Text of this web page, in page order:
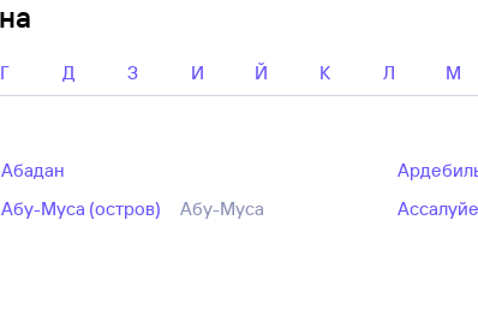
Г Д З И Й К Л М
Абадан
Абу-Муса (остров)
Абу-Муса
Ассалуйе